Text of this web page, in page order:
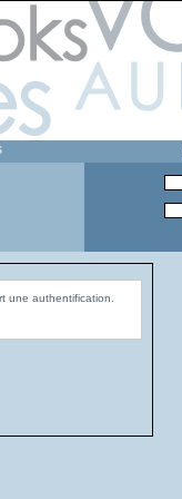
une authentification.